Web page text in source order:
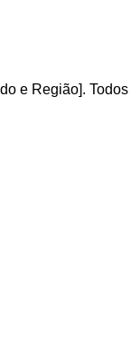
e Região].